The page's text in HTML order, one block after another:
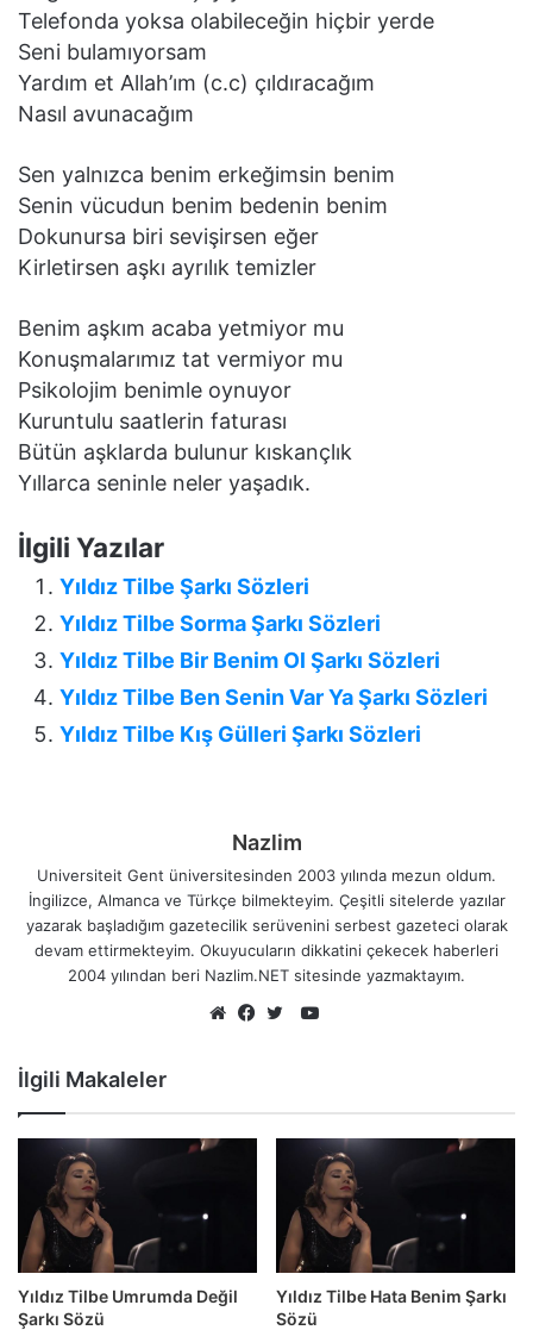
Telefonda yoksa olabileceğin hiçbir yerde
Seni bulamıyorsam
Yardım et Allah’ım (c.c) çıldıracağım
Nasıl avunacağım
Sen yalnızca benim erkeğimsin benim
Senin vücudun benim bedenin benim
Dokunursa biri sevişirsen eğer
Kirletirsen aşkı ayrılık temizler
Benim aşkım acaba yetmiyor mu
Konuşmalarımız tat vermiyor mu
Psikolojim benimle oynuyor
Kuruntulu saatlerin faturası
Bütün aşklarda bulunur kıskançlık
Yıllarca seninle neler yaşadık.
İlgili Yazılar
Yıldız Tilbe Şarkı Sözleri
Yıldız Tilbe Sorma Şarkı Sözleri
Yıldız Tilbe Bir Benim Ol Şarkı Sözleri
Yıldız Tilbe Ben Senin Var Ya Şarkı Sözleri
Yıldız Tilbe Kış Gülleri Şarkı Sözleri
Nazlim
Universiteit Gent üniversitesinden 2003 yılında mezun oldum.
İngilizce, Almanca ve Türkçe bilmekteyim. Çeşitli sitelerde yazılar
yazarak başladığım gazetecilik serüvenini serbest gazeteci olarak
devam ettirmekteyim. Okuyucuların dikkatini çekecek haberleri
2004 yılından beri Nazlim.NET sitesinde yazmaktayım.
YouTube
İlgili Makaleler
Yıldız Tilbe Umrumda Değil
Şarkı Sözü
Yıldız Tilbe Hata Benim Şarkı
Sözü